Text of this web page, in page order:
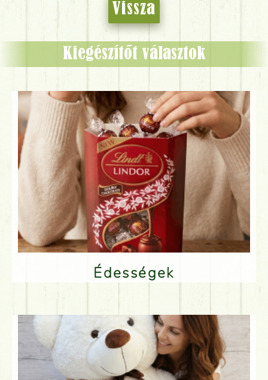
Vissza
Kiegészítőt választok
Édességek